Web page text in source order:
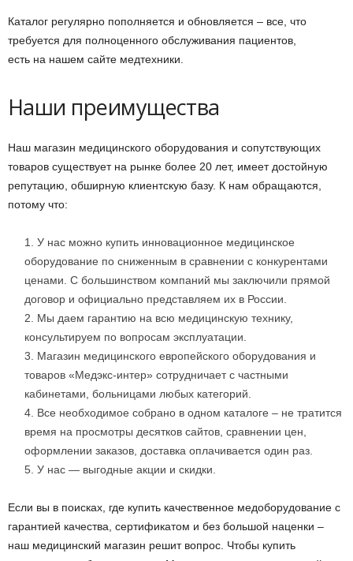
Каталог регулярно пополняется и обновляется – все, что
требуется для полноценного обслуживания пациентов,
есть на нашем сайте медтехники.
Наши преимущества
Наш магазин медицинского оборудования и сопутствующих
товаров существует на рынке более 20 лет, имеет достойную
репутацию, обширную клиентскую базу. К нам обращаются,
потому что:
У нас можно купить инновационное медицинское
оборудование по сниженным в сравнении с конкурентами
ценами. С большинством компаний мы заключили прямой
договор и официально представляем их в России.
Мы даем гарантию на всю медицинскую технику,
консультируем по вопросам эксплуатации.
Магазин медицинского европейского оборудования и
товаров «Медэкс-интер» сотрудничает с частными
кабинетами, больницами любых категорий.
Все необходимое собрано в одном каталоге – не тратится
время на просмотры десятков сайтов, сравнении цен,
оформлении заказов, доставка оплачивается один раз.
У нас — выгодные акции и скидки.
Если вы в поисках, где купить качественное медоборудование с
гарантией качества, сертификатом и без большой наценки –
наш медицинский магазин решит вопрос. Чтобы купить